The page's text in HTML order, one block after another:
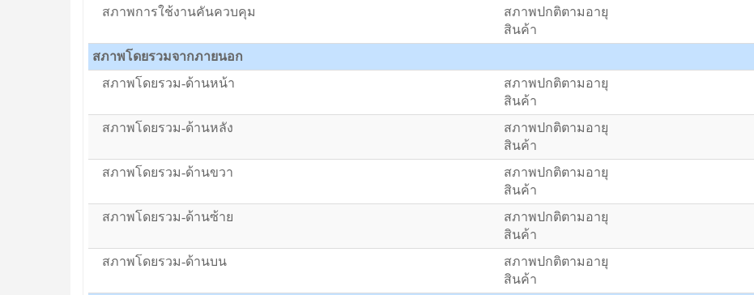
สภาพการใช้งานคันควบคุม
สภาพปกติตามอายุ
สินค้า
สภาพโดยรวมจากภายนอก
สภาพโดยรวม-ด้านหน้า
สภาพปกติตามอายุ
สินค้า
สภาพโดยรวม-ด้านหลัง
สภาพปกติตามอายุ
สินค้า
สภาพโดยรวม-ด้านขวา
สภาพปกติตามอายุ
สินค้า
สภาพโดยรวม-ด้านซ้าย
สภาพปกติตามอายุ
สินค้า
สภาพโดยรวม-ด้านบน
สภาพปกติตามอายุ
สินค้า